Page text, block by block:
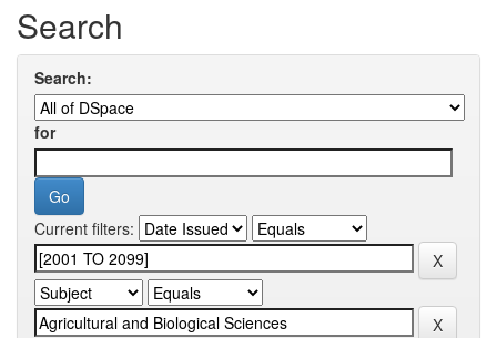
Search
Search:
for
Current filters: